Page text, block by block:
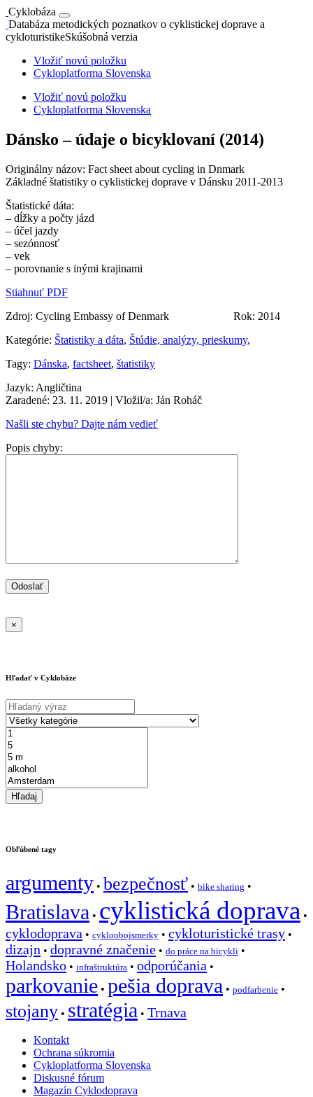
Cyklobáza
Databáza metodických poznatkov o cyklistickej doprave a
cykloturistikeSkúšobná verzia
Vložiť novú položku
Cykloplatforma Slovenska
Vložiť novú položku
Cykloplatforma Slovenska
Dánsko – údaje o bicyklovaní (2014)
Originálny názov: Fact sheet about cycling in Dnmark
Základné štatistiky o cyklistickej doprave v Dánsku 2011-2013
Štatistické dáta:
– dĺžky a počty jázd
– účel jazdy
– sezónnosť
– vek
– porovnanie s inými krajinami
Stiahnuť PDF
Zdroj: Cycling Embassy of Denmark Rok: 2014
Kategórie: Štatistiky a dáta, Štúdie, analýzy, prieskumy,
Tagy: Dánska, factsheet, štatistiky
Jazyk: Angličtina
Zaradené: 23. 11. 2019 | Vložil/a: Ján Roháč
Našli ste chybu? Dajte nám vedieť
Popis chyby:
×
Hľadať v Cyklobáze
Obľúbené tagy
argumenty • bezpečnosť • bike sharing •
Bratislava • cyklistická doprava •
cyklodoprava • cykloobojsmerky • cykloturistické trasy •
dizajn • dopravné značenie • do práce na bicykli •
Holandsko • infraštruktúra • odporúčania •
parkovanie • pešia doprava • podfarbenie •
stojany • stratégia • Trnava
Kontakt
Ochrana súkromia
Cykloplatforma Slovenska
Diskusné fórum
Magazín Cyklodoprava